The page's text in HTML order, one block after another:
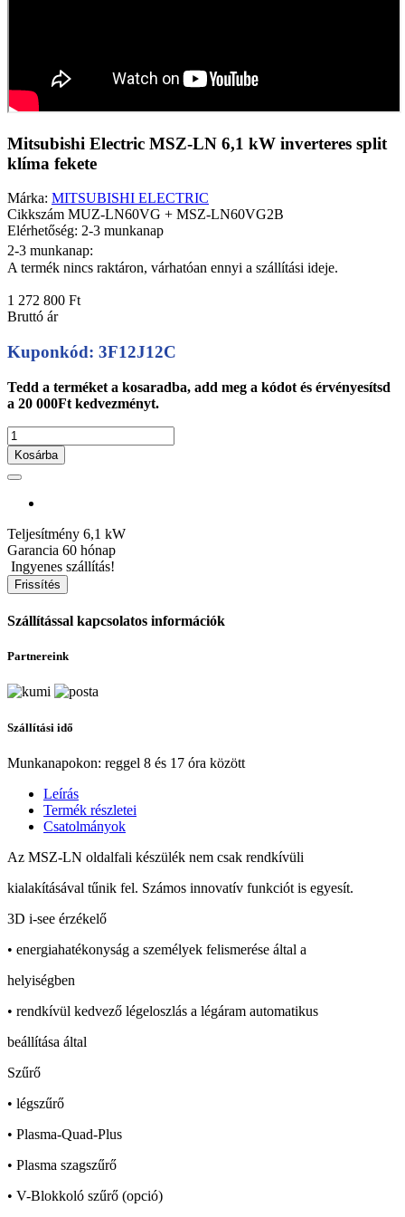
Mitsubishi Electric MSZ-LN 6,1 kW inverteres split
klíma fekete
Márka: MITSUBISHI ELECTRIC
Cikkszám MUZ-LN60VG + MSZ-LN60VG2B
Elérhetőség: 2-3 munkanap
2-3 munkanap:
A termék nincs raktáron, várhatóan ennyi a szállítási ideje.
1 272 800 Ft
Bruttó ár
Kuponkód: 3F12J12C
Tedd a terméket a kosaradba, add meg a kódot és érvényesítsd
a 20 000Ft kedvezményt.
Kosárba
Teljesítmény 6,1 kW
Garancia 60 hónap
Ingyenes szállítás!
Szállítással kapcsolatos információk
Partnereink
Szállítási idő
Munkanapokon: reggel 8 és 17 óra között
Leírás
Termék részletei
Csatolmányok
Az MSZ-LN oldalfali készülék nem csak rendkívüli
kialakításával tűnik fel. Számos innovatív funkciót is egyesít.
3D i-see érzékelő
• energiahatékonyság a személyek felismerése által a
helyiségben
• rendkívül kedvező légeloszlás a légáram automatikus
beállítása által
Szűrő
• légszűrő
• Plasma-Quad-Plus
• Plasma szagszűrő
• V-Blokkoló szűrő (opció)